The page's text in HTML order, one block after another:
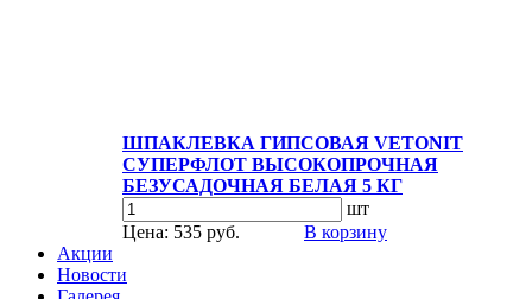
ШПАКЛЕВКА ГИПСОВАЯ VETONIT
СУПЕРФЛОТ ВЫСОКОПРОЧНАЯ
БЕЗУСАДОЧНАЯ БЕЛАЯ 5 КГ
шт
Цена: 535 руб.
В корзину
Акции
Новости